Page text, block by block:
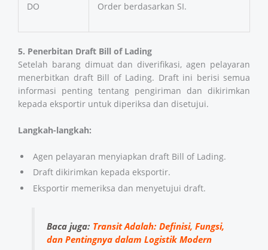
DO
Order berdasarkan SI.
5. Penerbitan Draft Bill of Lading
Setelah barang dimuat dan diverifikasi, agen pelayaran
menerbitkan draft Bill of Lading. Draft ini berisi semua
informasi penting tentang pengiriman dan dikirimkan
kepada eksportir untuk diperiksa dan disetujui.
Langkah-langkah:
Agen pelayaran menyiapkan draft Bill of Lading.
Draft dikirimkan kepada eksportir.
Eksportir memeriksa dan menyetujui draft.
Baca juga: Transit Adalah: Definisi, Fungsi,
dan Pentingnya dalam Logistik Modern